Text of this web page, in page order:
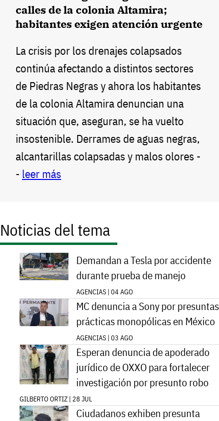
calles de la colonia Altamira;
habitantes exigen atención urgente
La crisis por los drenajes colapsados
continúa afectando a distintos sectores
de Piedras Negras y ahora los habitantes
de la colonia Altamira denuncian una
situación que, aseguran, se ha vuelto
insostenible. Derrames de aguas negras,
alcantarillas colapsadas y malos olores -
- leer más
Noticias del tema
Demandan a Tesla por accidente
durante prueba de manejo
AGENCIAS | 04 AGO
MC denuncia a Sony por presuntas
prácticas monopólicas en México
AGENCIAS | 03 AGO
Esperan denuncia de apoderado
jurídico de OXXO para fortalecer
investigación por presunto robo
GILBERTO ORTIZ | 28 JUL
Ciudadanos exhiben presunta